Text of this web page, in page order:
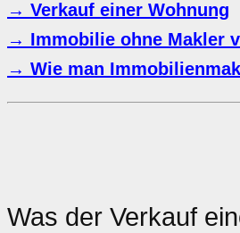
→ Verkauf einer Wohnung
→ Immobilie ohne Makler
→ Wie man
Was der Verkauf